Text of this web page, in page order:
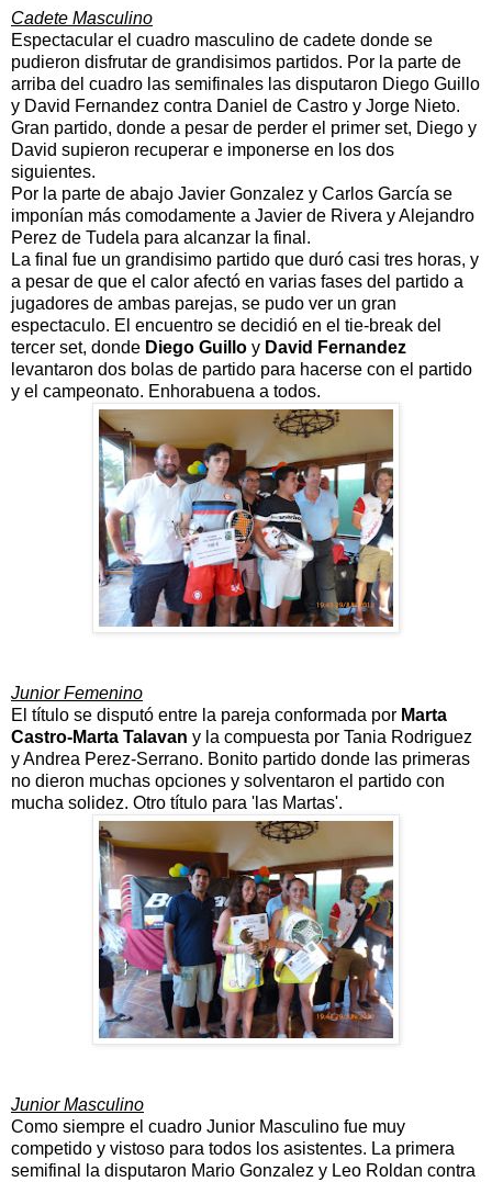
Cadete Masculino
Espectacular el cuadro masculino de cadete donde se
pudieron disfrutar de grandisimos partidos. Por la parte de
arriba del cuadro las semifinales las disputaron Diego Guillo
y David Fernandez contra Daniel de Castro y Jorge Nieto.
Gran partido, donde a pesar de perder el primer set, Diego y
David supieron recuperar e imponerse en los dos
siguientes.
Por la parte de abajo Javier Gonzalez y Carlos García se
imponían más comodamente a Javier de Rivera y Alejandro
Perez de Tudela para alcanzar la final.
La final fue un grandisimo partido que duró casi tres horas, y
a pesar de que el calor afectó en varias fases del partido a
jugadores de ambas parejas, se pudo ver un gran
espectaculo. El encuentro se decidió en el tie-break del
tercer set, donde Diego Guillo y David Fernandez
levantaron dos bolas de partido para hacerse con el partido
y el campeonato. Enhorabuena a todos.
Junior Femenino
El título se disputó entre la pareja conformada por Marta
Castro-Marta Talavan y la compuesta por Tania Rodriguez
y Andrea Perez-Serrano. Bonito partido donde las primeras
no dieron muchas opciones y solventaron el partido con
mucha solidez. Otro título para 'las Martas'.
Junior Masculino
Como siempre el cuadro Junior Masculino fue muy
competido y vistoso para todos los asistentes. La primera
semifinal la disputaron Mario Gonzalez y Leo Roldan contra